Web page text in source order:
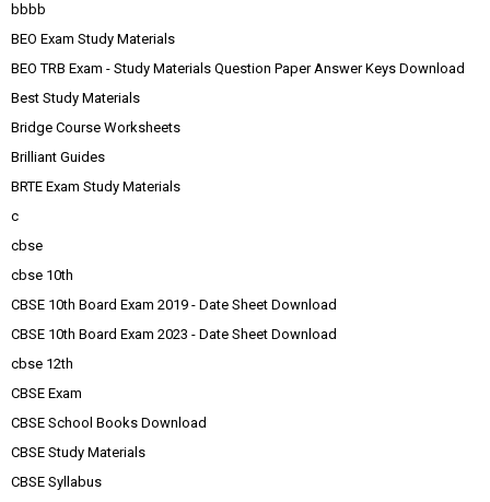
bbbb
BEO Exam Study Materials
BEO TRB Exam - Study Materials Question Paper Answer Keys Download
Best Study Materials
Bridge Course Worksheets
Brilliant Guides
BRTE Exam Study Materials
c
cbse
cbse 10th
CBSE 10th Board Exam 2019 - Date Sheet Download
CBSE 10th Board Exam 2023 - Date Sheet Download
cbse 12th
CBSE Exam
CBSE School Books Download
CBSE Study Materials
CBSE Syllabus